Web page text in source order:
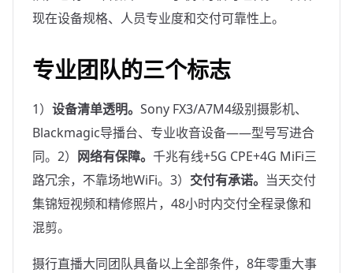
现在设备规格、人员专业度和交付可靠性上。
专业团队的三个标志
1） 设备清单透明。 Sony FX3/A7M4级别摄影机、
Blackmagic导播台、专业收音设备——型号写进合
同。2） 网络有保障。 千兆有线+5G CPE+4G MiFi三
路冗余，不靠场地WiFi。3） 交付有承诺。 当天交付
集锦短视频和精修照片，48小时内交付全程录像和
混剪。
摄行直播大同团队具备以上全部条件，8年零重大事